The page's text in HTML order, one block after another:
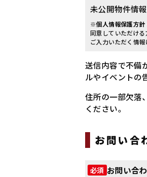
未公開物件情
※個人情報保護方針
同意していただけ
ご入力いただく情
送信内容で不備
ルやイベントの
住所の一部欠落
ください。
お問い合
必須 お問い合